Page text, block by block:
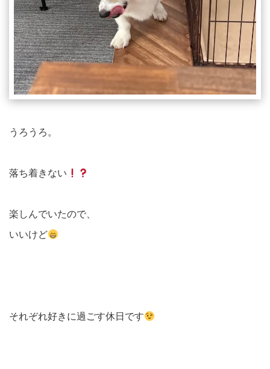
うろうろ。
落ち着きない
楽しんでいたので、
いいけど
それぞれ好きに過ごす休日です